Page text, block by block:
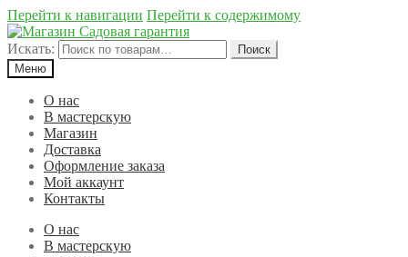
Перейти к навигации Перейти к содержимому
Искать:
Поиск
Меню
О нас
В мастерскую
Магазин
Доставка
Оформление заказа
Мой аккаунт
Контакты
О нас
В мастерскую